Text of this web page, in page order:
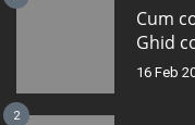
Cum
Ghid
16 Feb
2